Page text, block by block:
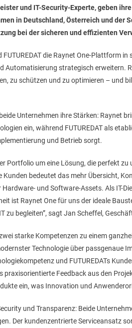
und IT-Security-Experte, geben
in Deutschland, Österreich und der
bei der sicheren und effizienten
die Raynet One-Plattform
Automatisierung strategisch erweitern.
zu schützen und zu optimieren – und
Unternehmen ihre Stärken: Raynet
ein, während FUTUREDAT als
und Betrieb sorgt.
Portfolio um eine Lösung, die perfekt
Kunden bedeutet das mehr Übersicht,
und Software-Assets. Als IT-
ist Raynet One für uns der ideale
begleiten”, sagt Jan Scheffel,
zwei starke Kompetenzen zu einem
Technologie über passgenaue
und FUTUREDATs
praxisorientierte Feedback aus den
ein, was Innovation und
und Transparenz: Beide
Der kundenzentrierte Serviceansatz